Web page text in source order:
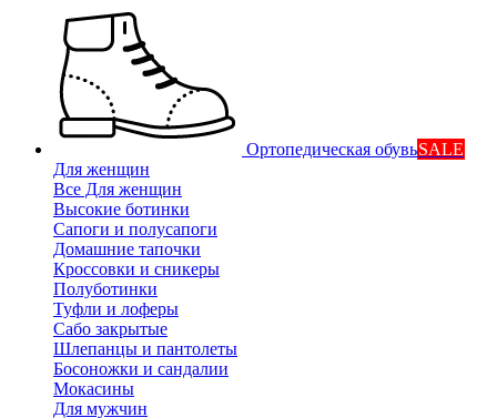
Ортопедическая обувьSALE
Для женщин
Все Для женщин
Высокие ботинки
Сапоги и полусапоги
Домашние тапочки
Кроссовки и сникеры
Полуботинки
Туфли и лоферы
Сабо закрытые
Шлепанцы и пантолеты
Босоножки и сандалии
Мокасины
Для мужчин